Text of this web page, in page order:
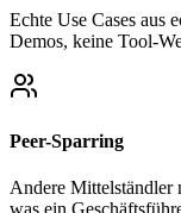
Echte Use Cases aus
Demos, keine Tool-
Peer-Sparring
Andere Mittelständler
was ein